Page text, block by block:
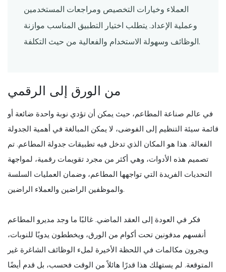
العملاء وخيارات التخصيص ومراجعات المستخدمين
وعملية الإعداد. يتطلب اختيار التطبيق المناسب موازنة
الوظائف وسهولة الاستخدام والفعالية من حيث التكلفة.
من الورق إلى الرقمي
في عالم صناعة المطاعم، حيث يمكن أن تؤدي نوبة واحدة ضائعة أو
قائمة سيئة التنظيم إلى الفوضى، لا يمكن المبالغة في أهمية الجدولة
الفعالة. هذا هو المكان الذي تدخل فيه تطبيقات جدولة المطاعم. تم
تصميم هذه الأدوات، وهي أكثر من مجرد تقويمات رقمية، لمواجهة
التحديات الفريدة التي تواجهها المطاعم، وضمان العمليات السلسة
والموظفين الراضين والعملاء الراضين.
فكر في العودة إلى العقد الماضي. غالبًا ما وجد مديرو المطاعم
أنفسهم مدفونين تحت أكوام من الورق، ويخططون يدويًا للنوبات،
ويجرون مكالمات في اللحظة الأخيرة لملء الوظائف الشاغرة غير
المتوقعة. لم يستهلك هذا قدرًا هائلاً من الوقت فحسب، بل قدم أيضًا